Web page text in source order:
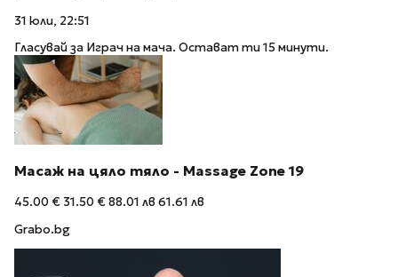
31 юли, 22:51
Гласувай за Играч на мача. Остават ти 15 минути.
Масаж на цяло тяло - Massage Zone 19
45.00 € 31.50 €88.01 лв 61.61 лв
Grabo.bg